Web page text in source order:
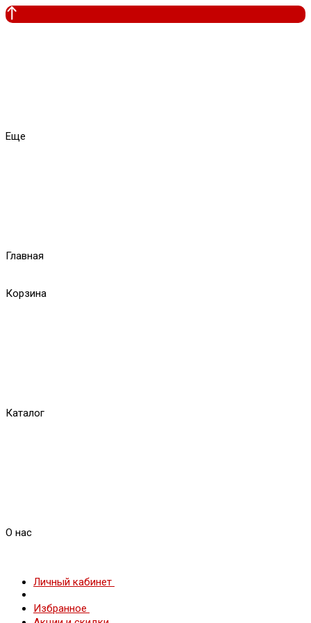
Еще
Главная
Корзина
Каталог
О нас
Личный кабинет
Избранное